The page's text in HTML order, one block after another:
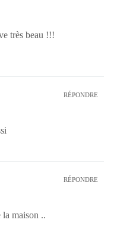
très beau !!!
RÉPONDRE
RÉPONDRE
la maison ..